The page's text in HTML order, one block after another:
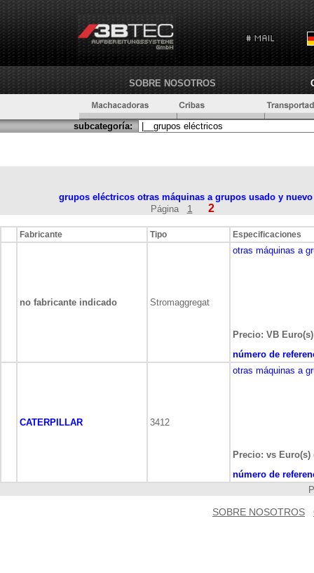
SOBRE NOSOTROS
subcategoría:
grupos eléctricos otras máquinas a grupos usado y nuevo
Página 1 2
Fabricante Tipo Especificaciones
no fabricante indicado Stromaggregat
otras máquinas a
Precio: VB
número de
CATERPILLAR 3412
otras máquinas a
Precio: vs Euro(s)
número de
SOBRE NOSOTROS